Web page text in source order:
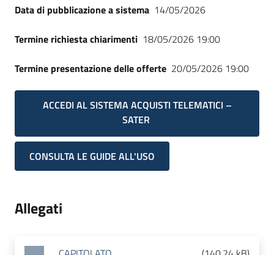
Data di pubblicazione a sistema 14/05/2026
Termine richiesta chiarimenti 18/05/2026 19:00
Termine presentazione delle offerte 20/05/2026 19:00
ACCEDI AL SISTEMA ACQUISTI TELEMATICI –
SATER
CONSULTA LE GUIDE ALL'USO
Allegati